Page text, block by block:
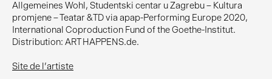
Allgemeines Wohl, Studentski centar u Zagrebu – Kultura
promjene – Teatar &TD via apap-Performing Europe 2020,
International Coproduction Fund of the Goethe-Institut.
Distribution: ART HAPPENS.de.
Site de l'artiste